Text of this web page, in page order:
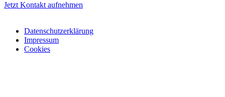
Jetzt Kontakt aufnehmen
Datenschutzerklärung
Impressum
Cookies